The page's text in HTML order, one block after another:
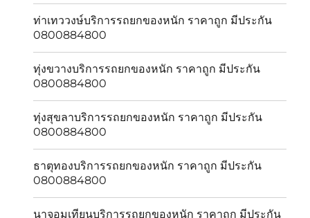
ท่าเทววงษ์บริการรถยกของหนัก ราคาถูก มีประกัน
0800884800
ทุ่งขวางบริการรถยกของหนัก ราคาถูก มีประกัน
0800884800
ทุ่งสุขลาบริการรถยกของหนัก ราคาถูก มีประกัน
0800884800
ธาตุทองบริการรถยกของหนัก ราคาถูก มีประกัน
0800884800
นาจอมเทียนบริการรถยกของหนัก ราคาถูก มีประกัน